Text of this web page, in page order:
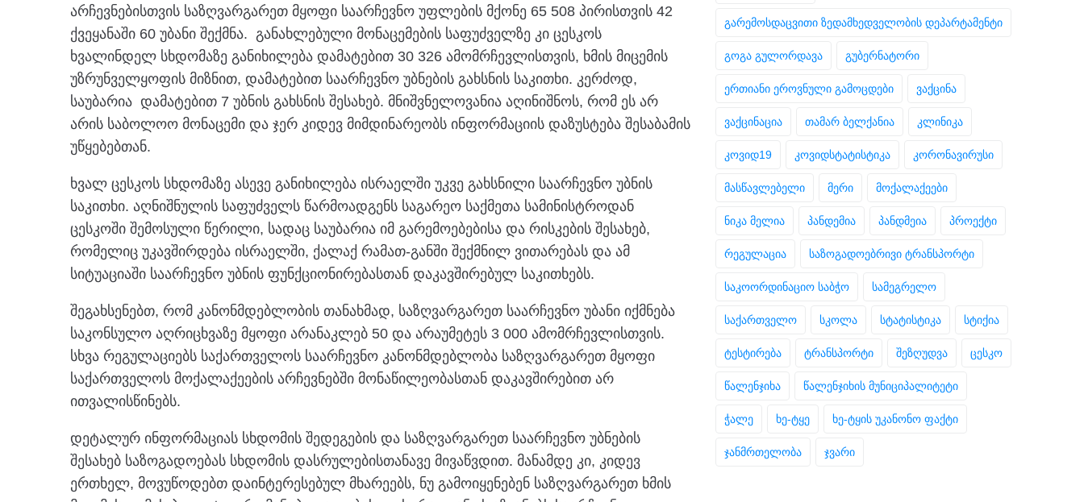
არჩევნებისთვის საზღვარგარეთ მყოფი საარჩევნო უფლების მქონე 65 508 პირისთვის 42
ქვეყანაში 60 უბანი შექმნა. განახლებული მონაცემების საფუძველზე კი ცესკოს
ხვალინდელ სხდომაზე განიხილება დამატებით 30 326 ამომრჩევლისთვის, ხმის მიცემის
უზრუნველყოფის მიზნით, დამატებით საარჩევნო უბნების გახსნის საკითხი. კერძოდ,
საუბარია დამატებით 7 უბნის გახსნის შესახებ. მნიშვნელოვანია აღინიშნოს, რომ ეს არ
არის საბოლოო მონაცემი და ჯერ კიდევ მიმდინარეობს ინფორმაციის დაზუსტება შესაბამის
უწყებებთან.
ხვალ ცესკოს სხდომაზე ასევე განიხილება ისრაელში უკვე გახსნილი საარჩევნო უბნის
საკითხი. აღნიშნულის საფუძველს წარმოადგენს საგარეო საქმეთა სამინისტროდან
ცესკოში შემოსული წერილი, სადაც საუბარია იმ გარემოებებისა და რისკების შესახებ,
რომელიც უკავშირდება ისრაელში, ქალაქ რამათ-განში შექმნილ ვითარებას და ამ
სიტუაციაში საარჩევნო უბნის ფუნქციონირებასთან დაკავშირებულ საკითხებს.
შეგახსენებთ, რომ კანონმდებლობის თანახმად, საზღვარგარეთ საარჩევნო უბანი იქმნება
საკონსულო აღრიცხვაზე მყოფი არანაკლებ 50 და არაუმეტეს 3 000 ამომრჩევლისთვის.
სხვა რეგულაციებს საქართველოს საარჩევნო კანონმდებლობა საზღვარგარეთ მყოფი
საქართველოს მოქალაქეების არჩევნებში მონაწილეობასთან დაკავშირებით არ
ითვალისწინებს.
დეტალურ ინფორმაციას სხდომის შედეგების და საზღვარგარეთ საარჩევნო უბნების
შესახებ საზოგადოებას სხდომის დასრულებისთანავე მივაწვდით. მანამდე კი, კიდევ
ერთხელ, მოვუწოდებთ დაინტერესებულ მხარეებს, ნუ გამოიყენებენ საზღვარგარეთ ხმის
გარემოსდაცვითი ზედამხედველობის დეპარტამენტი
გოგა გულორდავა გუბერნატორი
ერთიანი ეროვნული გამოცდები ვაქცინა
ვაქცინაცია თამარ ბელქანია კლინიკა
კოვიდ19 კოვიდსტატისტიკა კორონავირუსი
მასწავლებელი მერი მოქალაქეები
ნიკა მელია პანდემია პანდმეია პროექტი
რეგულაცია საზოგადოებრივი ტრანსპორტი
საკოორდინაციო საბჭო სამეგრელო
საქართველო სკოლა სტატისტიკა სტიქია
ტესტირება ტრანსპორტი შეზღუდვა ცესკო
წალენჯიხა წალენჯიხის მუნიციპალიტეტი
ჭალე ხე-ტყე ხე-ტყის უკანონო ფაქტი
ჯანმრთელობა ჯვარი